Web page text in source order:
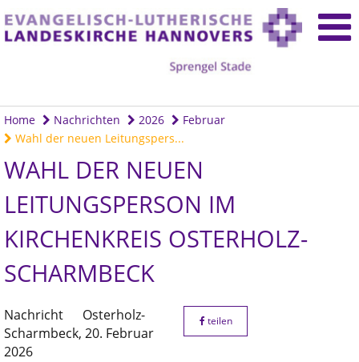
Home Nachrichten 2026
Februar
Wahl der neuen Leitungspers...
WAHL DER NEUEN
LEITUNGSPERSON IM
KIRCHENKREIS OSTERHOLZ-
SCHARMBECK
Nachricht
Osterholz-
Scharmbeck, 20. Februar
2026
teilen